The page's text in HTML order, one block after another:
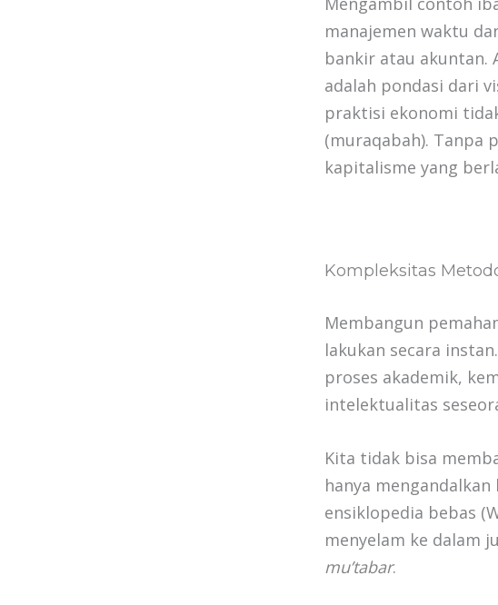
manajemen waktu
bankir atau akuntan.
adalah pondasi dari
praktisi ekonomi
(muraqabah). Tanpa
kapitalisme yang
Kompleksitas
Membangun
lakukan secara
proses akademik,
intelektualitas
Kita tidak bisa
hanya
ensiklopedia bebas
menyelam ke dalam
mu’tabar.